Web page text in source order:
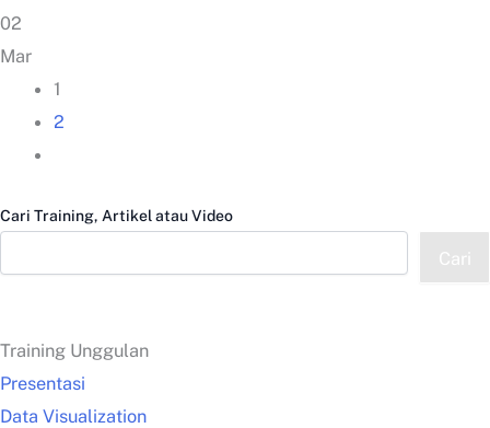
02
Mar
1
2
Cari Training, Artikel atau Video
Cari
Training Unggulan
Presentasi
Data Visualization